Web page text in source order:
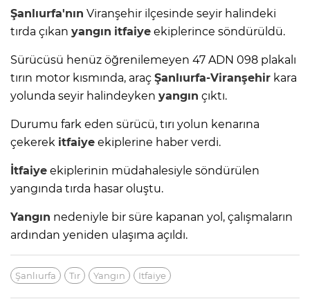
Şanlıurfa'nın Viranşehir ilçesinde seyir halindeki
tırda çıkan yangın itfaiye ekiplerince söndürüldü.
Sürücüsü henüz öğrenilemeyen 47 ADN 098 plakalı
tırın motor kısmında, araç Şanlıurfa-Viranşehir kara
yolunda seyir halindeyken yangın çıktı.
Durumu fark eden sürücü, tırı yolun kenarına
çekerek itfaiye ekiplerine haber verdi.
İtfaiye ekiplerinin müdahalesiyle söndürülen
yangında tırda hasar oluştu.
Yangın nedeniyle bir süre kapanan yol, çalışmaların
ardından yeniden ulaşıma açıldı.
Şanlıurfa Tır Yangın Itfaiye